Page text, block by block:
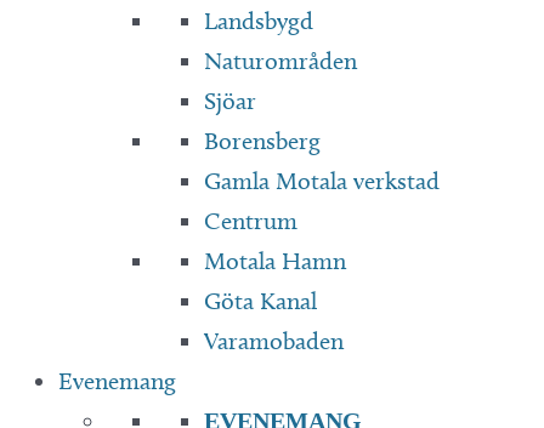
Landsbygd
Naturområden
Sjöar
Borensberg
Gamla Motala verkstad
Centrum
Motala Hamn
Göta Kanal
Varamobaden
Evenemang
EVENEMANG